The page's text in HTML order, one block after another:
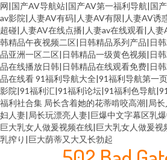
网|国产AV导航站|国产AV第一福利导航|国
av影院|人妻AV有码|人妻AV有限|人妻AV诱
超碰|人妻AV在线点播|人妻av在线观看|人
韩精品午夜视频二区|日韩精品系列产品|日
品亚洲一区二区|日韩精品一级黄色视频|日
品在线播放日韩|日韩精品在线观看免费|日
品在线看91福利导航大全|91福利导航第一
影院|91福利汇|91福利论坛|91福利色导航
福利社合集 局长含着她的花蒂啃咬高潮|局
妇人妻|局长玩漂亮人妻|巨爆中文字幕区乳
巨大乳女人做爰视频在线|巨大乳女人做爰
乳搾り|巨大荫蒂又大又长勃起